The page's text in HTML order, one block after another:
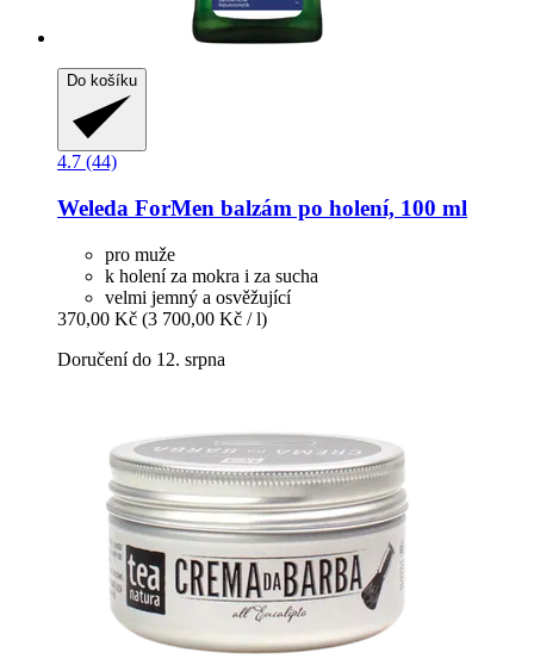
Do košíku
4.7 (44)
Weleda ForMen balzám po holení, 100 ml
pro muže
k holení za mokra i za sucha
velmi jemný a osvěžující
370,00 Kč (3 700,00 Kč / l)
Doručení do 12. srpna